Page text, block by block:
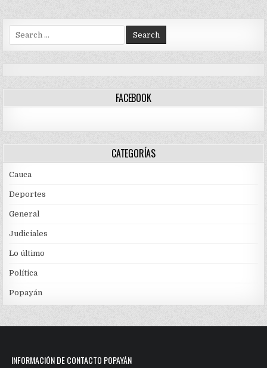
Search
for:
FACEBOOK
CATEGORÍAS
Cauca
Deportes
General
Judiciales
Lo último
Política
Popayán
INFORMACIÓN DE CONTACTO POPAYÁN